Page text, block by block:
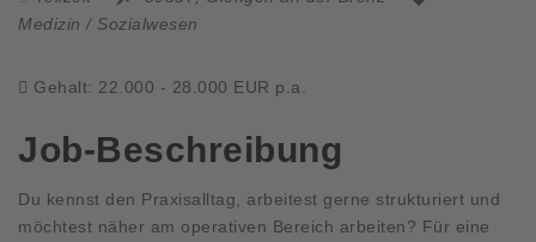
Medizin / Sozialwesen
Gehalt: 22.000 - 28.000 EUR p.a.
Job-Beschreibung
Du kennst den Praxisalltag, arbeitest gerne strukturiert und
möchtest näher am operativen Bereich arbeiten? Für eine